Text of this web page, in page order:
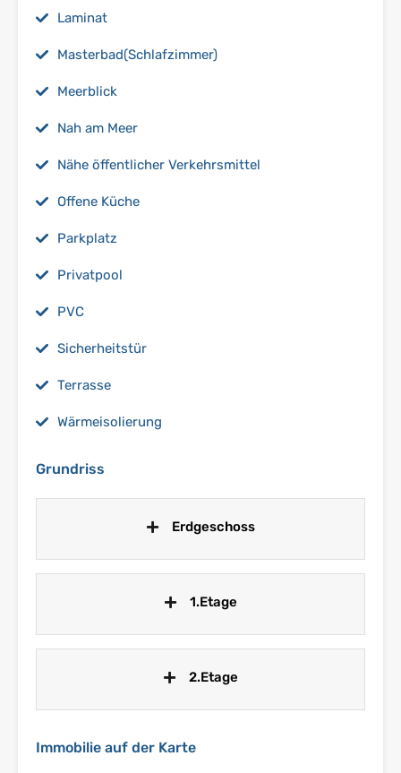
Laminat
Masterbad(Schlafzimmer)
Meerblick
Nah am Meer
Nähe öffentlicher Verkehrsmittel
Offene Küche
Parkplatz
Privatpool
PVC
Sicherheitstür
Terrasse
Wärmeisolierung
Grundriss
Erdgeschoss
1.Etage
2.Etage
Immobilie auf der Karte